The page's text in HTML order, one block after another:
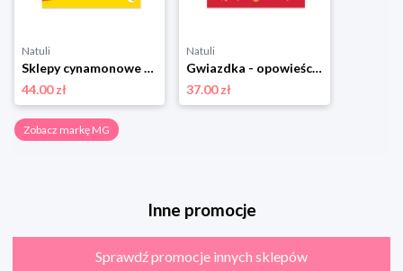
Natuli
Sklepy cynamonowe wyd. ilustrowane Mg
44.00 zł
Natuli
Gwiazdka - opowieści ilustrowane Mg
37.00 zł
Zobacz markę MG
Inne promocje
Sprawdź promocje innych sklepów